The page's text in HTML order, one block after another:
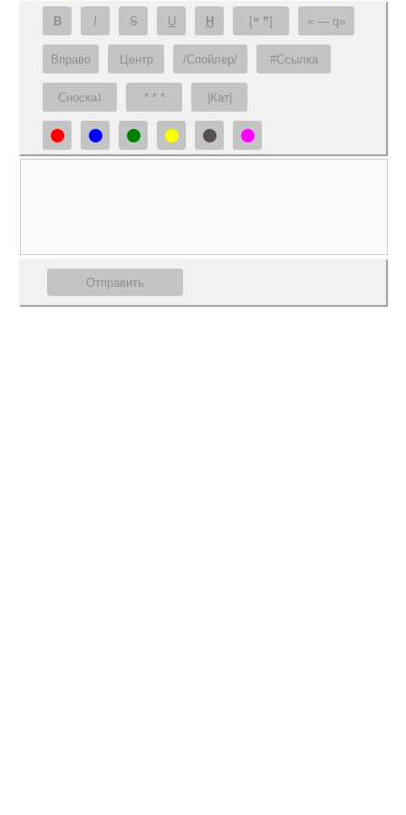
B I S U H [❝ ❞] — q
Вправо Центр /Спойлер/ #Ссылка
Сноска1 * * * |Кат|